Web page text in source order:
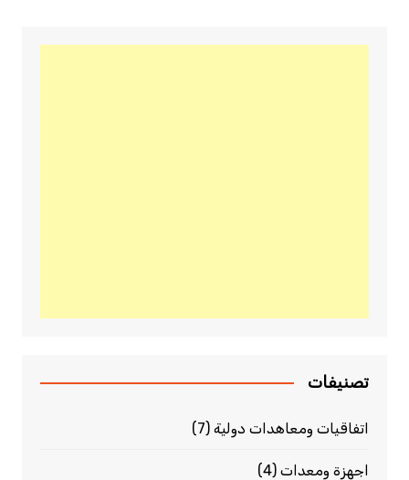
تصنيفات
اتفاقيات ومعاهدات دولية(7)
اجهزة ومعدات(4)